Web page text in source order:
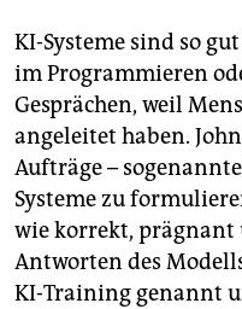
KI-Systeme sind so
im Programmieren
Gesprächen, weil
angeleitet haben.
Aufträge –
Systeme zu
wie korrekt, prägnant
Antworten des
KI-Training genannt